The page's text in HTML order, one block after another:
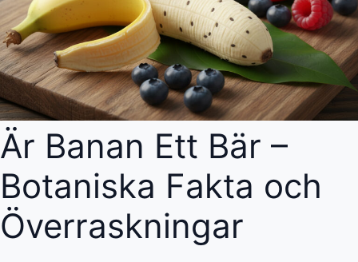
Är Banan Ett Bär –
Botaniska Fakta och
Överraskningar